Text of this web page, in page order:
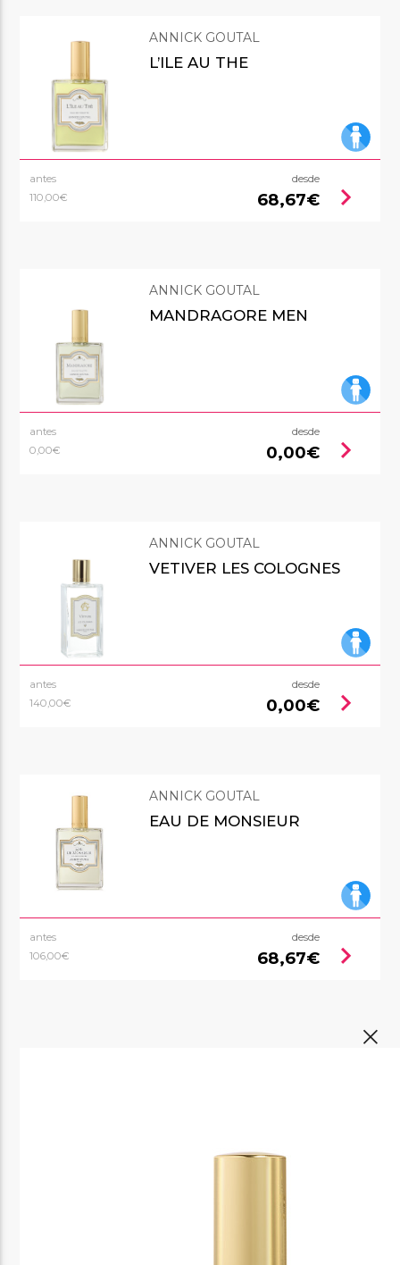
ANNICK GOUTAL
L’ILE AU THE
antes
110,00€
desde
68,67€ chevron_right
ANNICK GOUTAL
MANDRAGORE MEN
antes
0,00€
desde
0,00€ chevron_right
ANNICK GOUTAL
VETIVER LES COLOGNES
antes
140,00€
desde
0,00€ chevron_right
ANNICK GOUTAL
EAU DE MONSIEUR
antes
106,00€
desde
68,67€ chevron_right